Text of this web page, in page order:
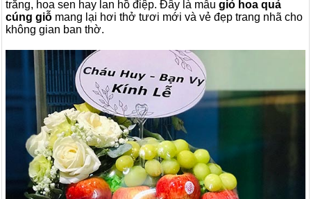
trắng, hoa sen hay lan hồ điệp. Đây là mẫu giỏ hoa quả
cúng giỗ mang lại hơi thở tươi mới và vẻ đẹp trang nhã cho
không gian ban thờ.